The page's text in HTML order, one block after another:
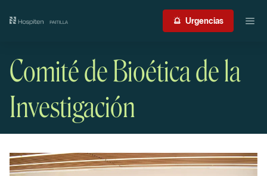
Urgencias
Atención médica
Servicios
Comité de Bioética de la
Investigación